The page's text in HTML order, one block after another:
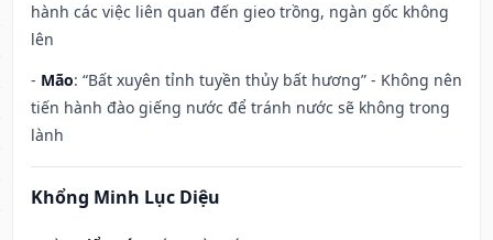
hành các việc liên quan đến gieo trồng, ngàn gốc không
lên
- Mão: “Bất xuyên tỉnh tuyền thủy bất hương” - Không nên
tiến hành đào giếng nước để tránh nước sẽ không trong
lành
Khổng Minh Lục Diệu